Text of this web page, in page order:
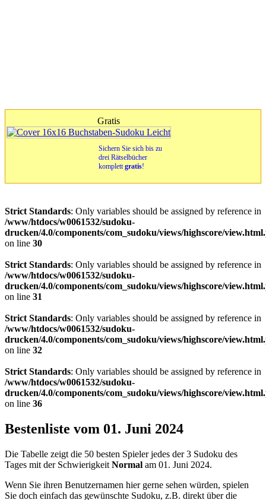
Gratis
Sichern Sie sich bis zu
drei Rätselbücher
komplettgratis!
Strict Standards: Only variables should be assigned by reference in
/www/htdocs/w0061532/sudoku-
drucken/4.0/components/com_sudoku/views/highscore/
on line 30
Strict Standards: Only variables should be assigned by reference in
/www/htdocs/w0061532/sudoku-
drucken/4.0/components/com_sudoku/views/highscore/
on line 31
Strict Standards: Only variables should be assigned by reference in
/www/htdocs/w0061532/sudoku-
drucken/4.0/components/com_sudoku/views/highscore/
on line 32
Strict Standards: Only variables should be assigned by reference in
/www/htdocs/w0061532/sudoku-
drucken/4.0/components/com_sudoku/views/highscore/
on line 36
Bestenliste vom 01. Juni 2024
Die Tabelle zeigt die 50 besten Spieler jedes der 3 Sudoku des
Tages mit der Schwierigkeit Normal am 01. Juni 2024.
Wenn Sie ihren Benutzernamen hier gerne sehen würden, spielen
Sie doch einfach das gewünschte Sudoku, z.B. direkt über die